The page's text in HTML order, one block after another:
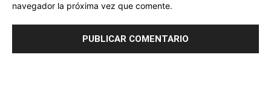
navegador la próxima vez que comente.